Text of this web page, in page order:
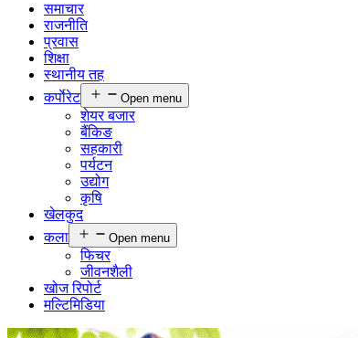
समाचार
राजनीति
प्रवास
शिक्षा
स्थानीय तह
कर्पाेरेट
Open menu
शेयर बजार
बैंकिङ
सहकारी
पर्यटन
उद्योग
कृषि
खेलकुद
कला
Open menu
फिचर
जीवनशैली
खोज रिपोर्ट
मल्टिमिडिया